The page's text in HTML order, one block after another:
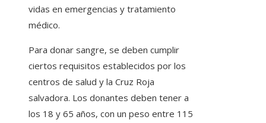
vidas en emergencias y tratamiento
médico.
Para donar sangre, se deben cumplir
ciertos requisitos establecidos por los
centros de salud y la Cruz Roja
salvadora. Los donantes deben tener a
los 18 y 65 años, con un peso entre 115